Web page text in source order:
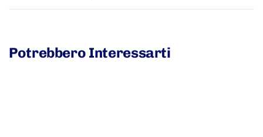
Potrebbero Interessarti